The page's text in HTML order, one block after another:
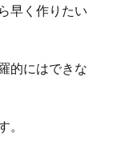
早く作りたい
的にはできな
。